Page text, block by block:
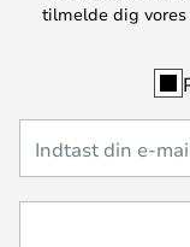
tilmelde dig